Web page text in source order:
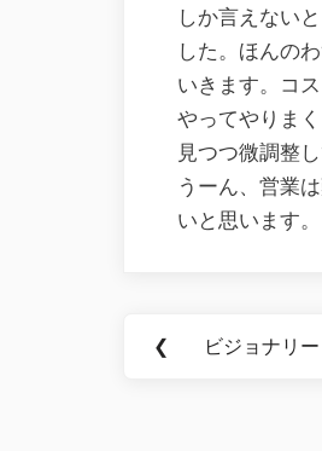
しか言えない
した。ほんの
いきます。コ
やってやりま
見つつ微調整
うーん、営業
いと思います。
Post
❮
Previous
ビジョナリ